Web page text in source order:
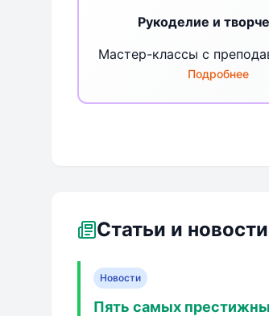
Рукоделие и
Мастер-классы с
Подробнее
Статьи и новости
Новости
Пять самых